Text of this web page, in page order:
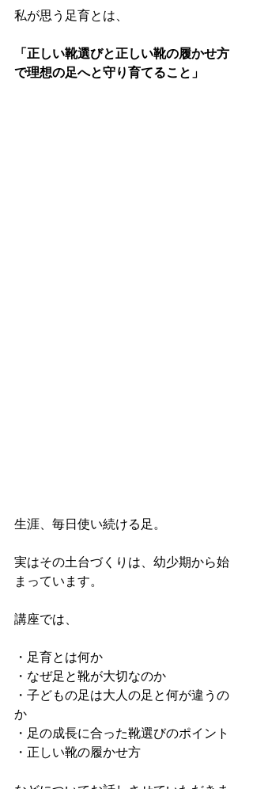
私が思う足育とは、
「正しい靴選びと正しい靴の履かせ方
で理想の足へと守り育てること」
生涯、毎日使い続ける足。
実はその土台づくりは、幼少期から始
まっています。
講座では、
・足育とは何か
・なぜ足と靴が大切なのか
・子どもの足は大人の足と何が違うの
か
・足の成長に合った靴選びのポイント
・正しい靴の履かせ方